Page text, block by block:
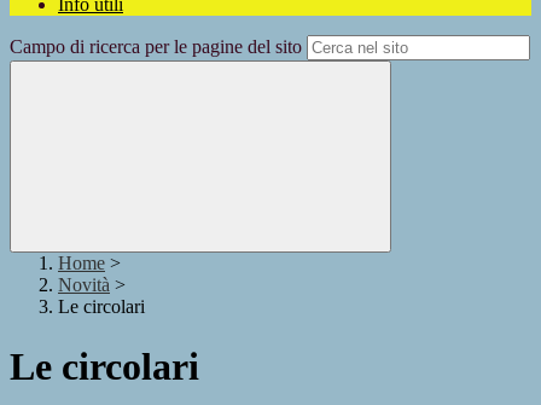
Info utili
Campo di ricerca per le pagine del sito
Home >
Novità >
Le circolari
Le circolari